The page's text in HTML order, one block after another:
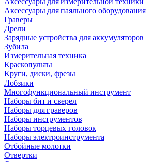
Аксессуары для паяльного оборудования
Граверы
Дрели
Зарядные устройства для аккумуляторов
Зубила
Измерительная техника
Краскопульты
Круги, диски, фрезы
Лобзики
Многофункциональный инструмент
Наборы бит и сверел
Наборы для граверов
Наборы инструментов
Наборы торцевых головок
Наборы электроинструмента
Отбойные молотки
Отвертки